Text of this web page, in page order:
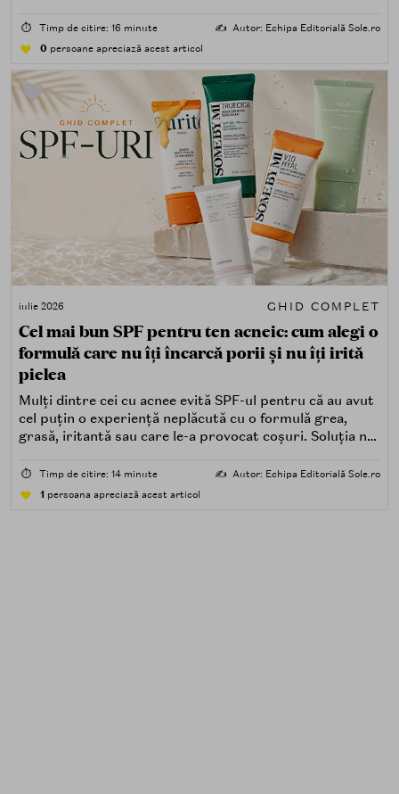
rezistență la apă, compatibilitate cu machiajul, filtre
minerale, chimice sau hibride).
⏱️ Timp de citire: 16 minute ✍️ Autor: Echipa Editorială Sole.ro
0 persoane apreciază acest articol
iulie 2026 GHID COMPLET
Cel mai bun SPF pentru ten acneic: cum alegi o
formulă care nu îți încarcă porii și nu îți irită
pielea
Mulți dintre cei cu acnee evită SPF-ul pentru că au avut
cel puțin o experiență neplăcută cu o formulă grea,
grasă, iritantă sau care le-a provocat coșuri. Soluția nu
formule potrivite pentru piele predispusă la acnee.
⏱️ Timp de citire: 14 minute ✍️ Autor: Echipa Editorială Sole.ro
1 persoana apreciază acest articol